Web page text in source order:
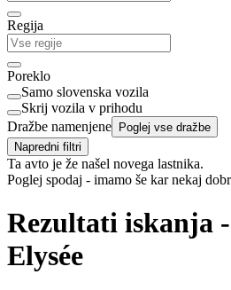
Regija
Poreklo
Samo slovenska vozila
Skrij vozila v prihodu
Dražbe namenjene Poglej vse dražbe
Napredni filtri
Ta avto je že našel novega lastnika.
Poglej spodaj - imamo še kar nekaj
Rezultati iskanja
Elysée